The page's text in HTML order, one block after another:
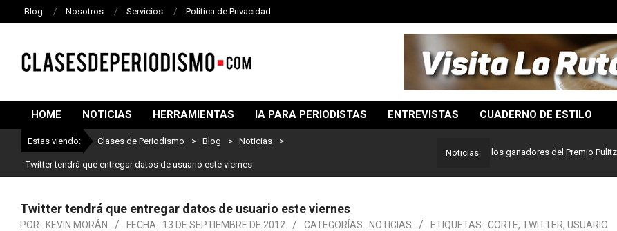
Blog Nosotros Servicios Política de Privacidad
DE
PERIODISMO
HOME NOTICIAS HERRAMIENTAS IA PARA PERIODISTAS ENTREVISTAS CUADERNO DE ESTILO
Estas viendo: Clases de Periodismo > Blog > Noticias >
Twitter tendrá que entregar datos de usuario este viernes
Noticias:
Lo mejor del periodismo: Estos son los ganadores del Premio Pulitzer 2024
Twitter tendrá que entregar datos de usuario este viernes
POR: KEVIN MORÁN FECHA: 13 DE SEPTIEMBRE DE 2012 CATEGORÍAS: NOTICIAS ETIQUETAS: CORTE, TWITTER, USUARIO